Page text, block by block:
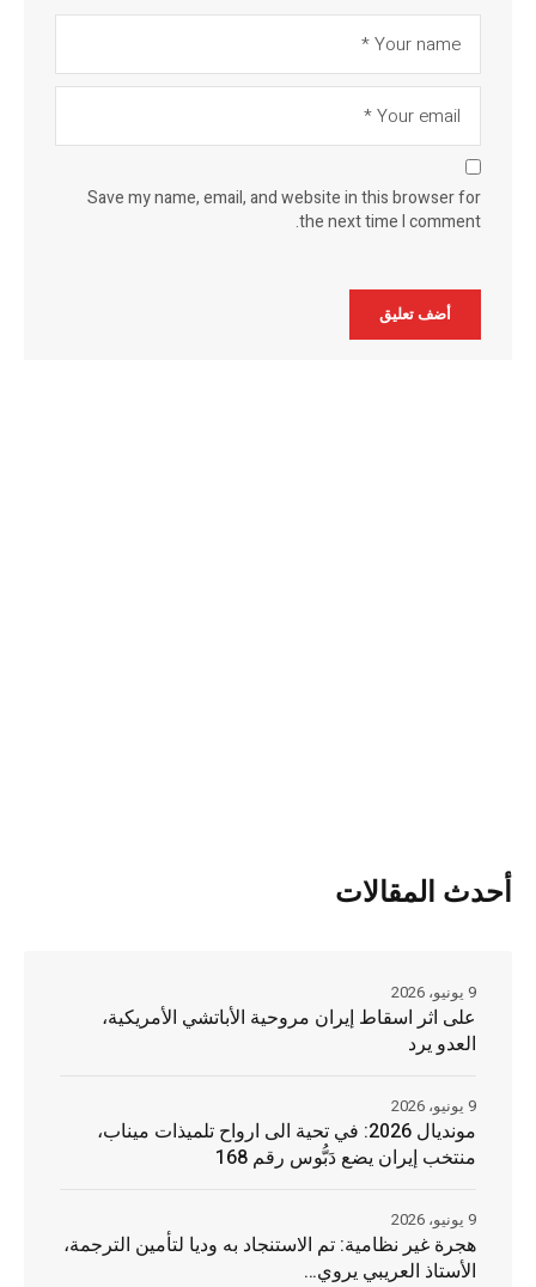
Save my name, email, and website in this browser for
the next time I comment.
أحدث المقالات
على اثر اسقاط إيران مروحية الأباتشي الأمريكية،
العدو يرد
9 يونيو، 2026
مونديال 2026: في تحية الى ارواح تلميذات ميناب،
منتخب إيران يضع دَبُّوس رقم 168
9 يونيو، 2026
هجرة غير نظامية: تم الاستنجاد به وديا لتأمين الترجمة،
الأستاذ العريبي يروي…
9 يونيو، 2026